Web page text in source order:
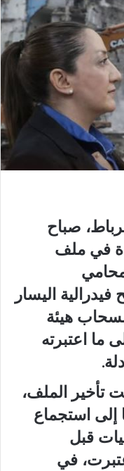
صباح
في ملف
اليسار
هيئة
ما اعتبرته
تأخير الملف،
إلى استجماع
قبل
في